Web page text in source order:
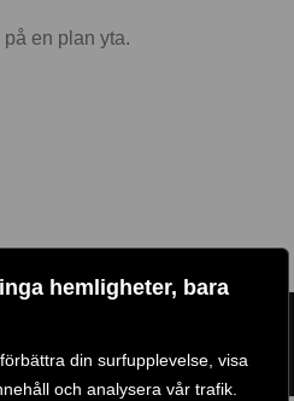
hemligheter, bara
din surfupplevelse, visa
och analysera vår trafik.
en plan yta.
ARGOS FITNESS